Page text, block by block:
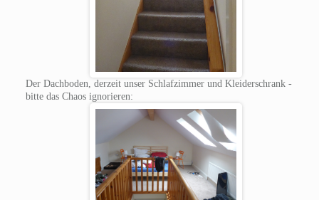
Der Dachboden, derzeit unser Schlafzimmer und Kleiderschrank -
bitte das Chaos ignorieren: